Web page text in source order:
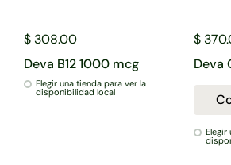
$ 308.00
Deva B12 1000 mcg
Elegir una tienda para ver la
disponibilidad local
$
Deva
Elegir